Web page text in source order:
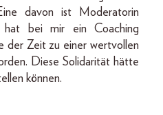
davon ist Moderatorin
hat bei mir ein Coaching
der Zeit zu einer wertvollen
Diese Solidarität hätte
können.